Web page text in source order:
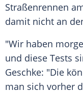
Straßenrennen
damit nicht an
"Wir haben
und diese Tests
Geschke: "Die
man sich vorher